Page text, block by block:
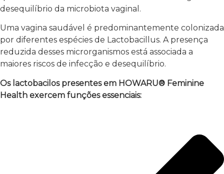
desequilíbrio da microbiota vaginal.
Uma vagina saudável é predominantemente colonizada
por diferentes espécies de Lactobacillus. A presença
reduzida desses microrganismos está associada a
maiores riscos de infecção e desequilíbrio.
Os lactobacilos presentes em HOWARU® Feminine
Health exercem funções essenciais: